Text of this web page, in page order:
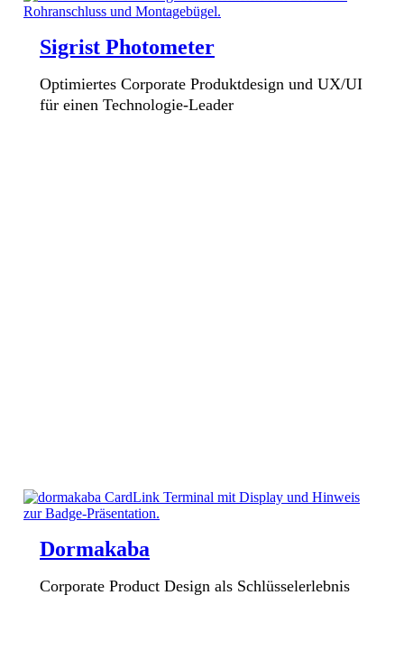
Sigrist Photometer
Optimiertes Corporate Produktdesign und UX/UI
für einen Technologie-Leader
Dormakaba
Corporate Product Design als Schlüsselerlebnis